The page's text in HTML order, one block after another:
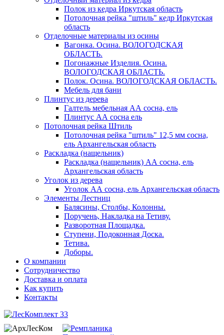
Полок из кедра Иркутская область
Потолочная рейка "штиль" кедр Иркутская
область
Отделочные материалы из осины
Вагонка. Осина. ВОЛОГОДСКАЯ
ОБЛАСТЬ.
Погонажные Изделия. Осина.
ВОЛОГОДСКАЯ ОБЛАСТЬ.
Полок. Осина. ВОЛОГОДСКАЯ ОБЛАСТЬ.
Мебель для бани
Плинтус из дерева
Галтель мебельная АА сосна, ель
Плинтус АА сосна ель
Потолочная рейка Штиль
Потолочная рейка "штиль" 12,5 мм сосна,
ель Архангельская область
Раскладка (нащельник)
Раскладка (нащельник) АА сосна, ель
Архангельская область
Уголок из дерева
Уголок АА сосна, ель Архангельская область
Элементы Лестниц
Балясины, Столбы, Колонны.
Поручень, Накладка на Тетиву.
Разворотная Площадка.
Ступени, Подоконная Доска.
Тетива.
Доборы.
О компании
Сотрудничество
Доставка и оплата
Как купить
Контакты